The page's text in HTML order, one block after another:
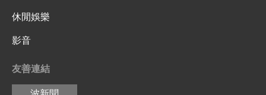
休閒娛樂
影音
友善連結